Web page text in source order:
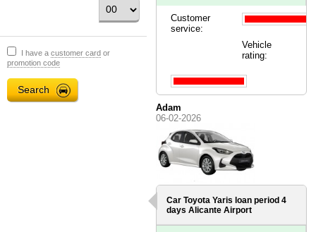
I have a customer card or
promotion code
Customer
service:
Vehicle
rating:
Adam
06-02-2026
Car Toyota Yaris loan period 4
daysAlicante Airport